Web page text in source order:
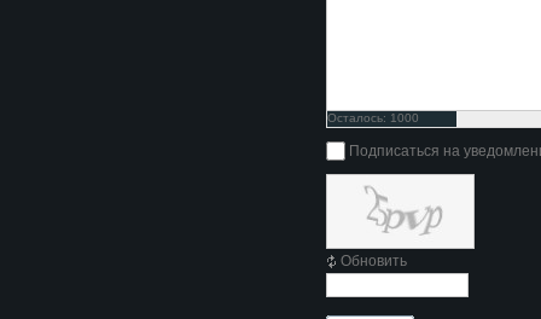
Осталось: 1000
символов
Подписаться на
Обновить